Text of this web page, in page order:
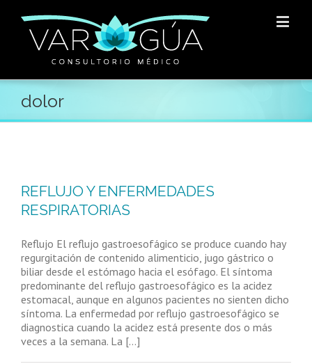
dolor
REFLUJO Y ENFERMEDADES
RESPIRATORIAS
Reflujo El reflujo gastroesofágico se produce cuando hay
regurgitación de contenido alimenticio, jugo gástrico o
biliar desde el estómago hacia el esófago. El síntoma
predominante del reflujo gastroesofágico es la acidez
estomacal, aunque en algunos pacientes no sienten dicho
síntoma. La enfermedad por reflujo gastroesofágico se
diagnostica cuando la acidez está presente dos o más
veces a la semana. La [...]